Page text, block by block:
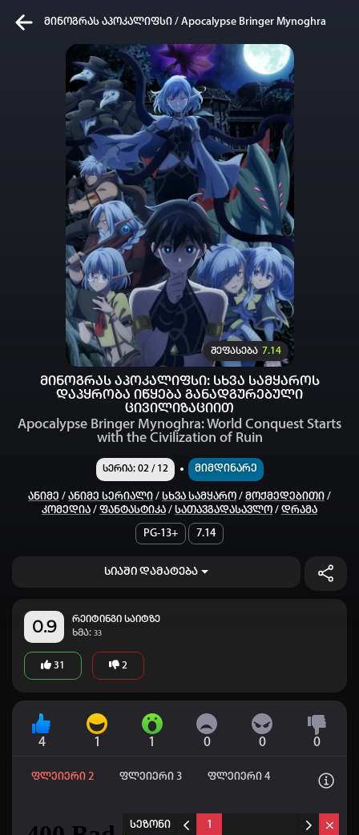
მინოგრას აპოკალიფსი / Apocalypse Bringer Mynoghra
კვირის ტოპ 3 მოძებნადი სიტყვა
One piece SOLO LEVELING My Hero Academia
თქვენი ძიების ისტორია
ისტორია ცარიელია
სრული ისტორიის გასუფთავება
შეფასება 7.14
მინოგრას აპოკალიფსი: სხვა სამყაროს
დაპყრობა იწყება განადგურებული
ცივილიზაციით
Apocalypse Bringer Mynoghra: World Conquest Starts
with the Civilization of Ruin
სერია: 02 / 12 Მიმდინარე
Ანიმე / Ანიმე Სერიალი / Სხვა Სამყარო / Მოქმედებითი /
Კომედია / Ფანტასტიკა / Სათავგადასავლო / Დრამა
PG-13+
7.14
სიაში დამატება
0.9
რეიტინგი საიტზე
ხმა: 33
31 2
4 1 1 0 0 0
ფლეიერი 2 ფლეიერი 3 ფლეიერი 4
სეზონი 1